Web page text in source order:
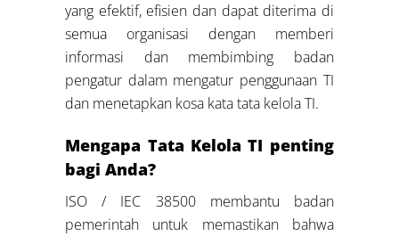
yang efektif, efisien dan dapat diterima di
semua organisasi dengan memberi
informasi dan membimbing badan
pengatur dalam mengatur penggunaan TI
dan menetapkan kosa kata tata kelola TI.
Mengapa Tata Kelola TI penting
bagi Anda?
ISO / IEC 38500 membantu badan
pemerintah untuk memastikan bahwa